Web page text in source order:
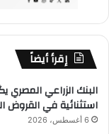
إقرأ أيضاً
البنك الزراعي
استثنائية في القروض
6 أغسطس، 2026